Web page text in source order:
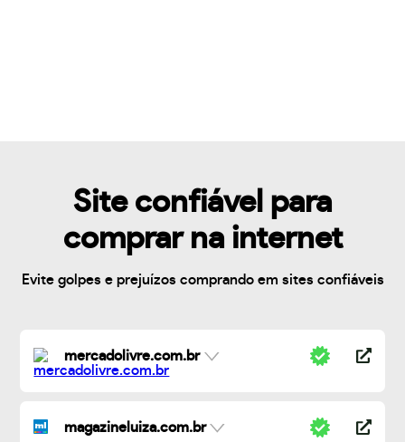
Site confiável para
comprar na internet
Evite golpes e prejuízos comprando em sites confiáveis
mercadolivre.com.br
magazineluiza.com.br